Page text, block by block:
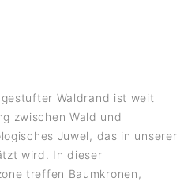
Waldrand ist weit
zwischen Wald und
Juwel, das in unserer
wird. In dieser
treffen Baumkronen,